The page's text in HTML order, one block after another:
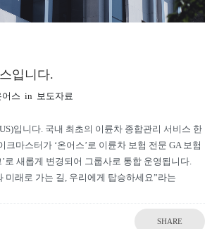
입니다.
어스 in 보도자료
입니다. 국내 최초의 이륜차 종합관리 서비스 한
마스터가 ‘온어스’로 이륜차 보험 전문 GA 보험
로 새롭게 변경되어 그룹사로 통합 운영됩니다.
미래로 가는 길, 우리에게 탑승하세요”라는
SHARE